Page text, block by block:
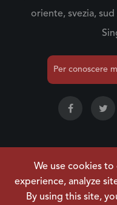
oriente, svezia,
Per conoscere
Copyright ©
DEVELOPMENT
We use cookies
experience, analyze
By using this site,